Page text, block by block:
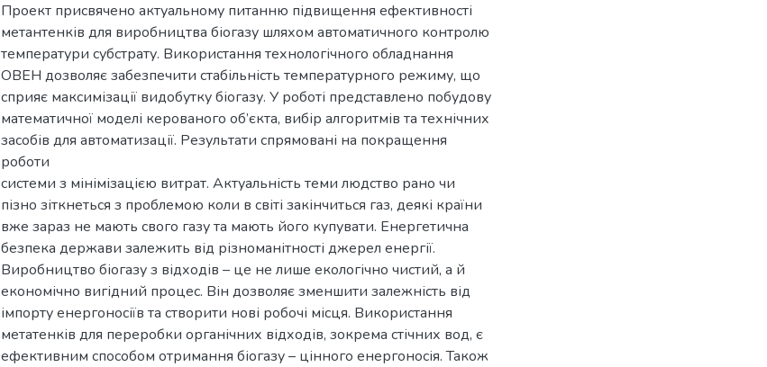
Проект присвячено актуальному питанню підвищення ефективності
метантенків для виробництва біогазу шляхом автоматичного контролю
температури субстрату. Використання технологічного обладнання
ОВЕН дозволяє забезпечити стабільність температурного режиму, що
сприяє максимізації видобутку біогазу. У роботі представлено побудову
математичної моделі керованого об’єкта, вибір алгоритмів та технічних
засобів для автоматизації. Результати спрямовані на покращення
роботи
системи з мінімізацією витрат. Актуальність теми людство рано чи
пізно зіткнеться з проблемою коли в світі закінчиться газ, деякі країни
вже зараз не мають свого газу та мають його купувати. Енергетична
безпека держави залежить від різноманітності джерел енергії.
Виробництво біогазу з відходів – це не лише екологічно чистий, а й
економічно вигідний процес. Він дозволяє зменшити залежність від
імпорту енергоносіїв та створити нові робочі місця. Використання
метатенків для переробки органічних відходів, зокрема стічних вод, є
ефективним способом отримання біогазу – цінного енергоносія. Також